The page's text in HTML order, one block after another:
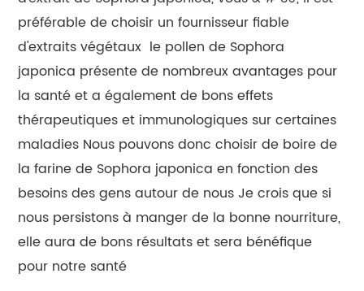
préférable de choisir un fournisseur fiable
d'extraits végétaux le pollen de Sophora
japonica présente de nombreux avantages pour
la santé et a également de bons effets
thérapeutiques et immunologiques sur certaines
maladies Nous pouvons donc choisir de boire de
la farine de Sophora japonica en fonction des
besoins des gens autour de nous Je crois que si
nous persistons à manger de la bonne nourriture,
elle aura de bons résultats et sera bénéfique
pour notre santé